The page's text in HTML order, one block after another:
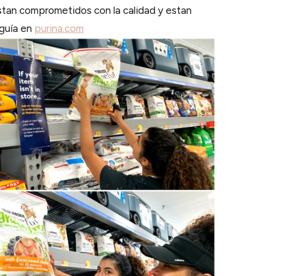
comprometidos con la calidad y estan
en purina.com